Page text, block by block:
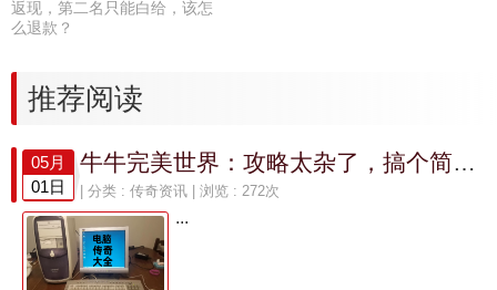
返现，第二名只能白给，该怎
么退款？
推荐阅读
05月
01日
牛牛完美世界：攻略太杂了，搞个简单白话版的吧~
| 分类 : 传奇资讯 | 浏览 : 272次
...